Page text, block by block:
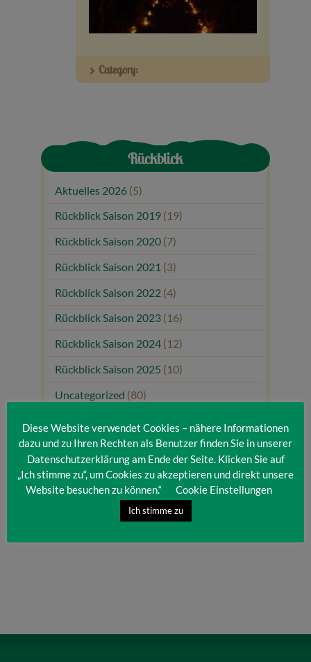
Veranstaltungen
Baumpaten
Category:
Rückblick
Aktuelles 2026 (5)
Rückblick Saison 2019 (19)
Rückblick Saison 2020 (7)
Rückblick Saison 2021 (3)
Rückblick Saison 2022 (4)
Rückblick Saison 2023 (16)
Rückblick Saison 2024 (12)
Rückblick Saison 2025 (10)
Uncategorized (80)
Diese Website verwendet Cookies – nähere Informationen
dazu und zu Ihren Rechten als Benutzer finden Sie in unserer
Datenschutzerklärung am Ende der Seite. Klicken Sie auf
„Ich stimme zu“, um Cookies zu akzeptieren und direkt unsere
Website besuchen zu können.“
Cookie Einstellungen
Ich stimme zu